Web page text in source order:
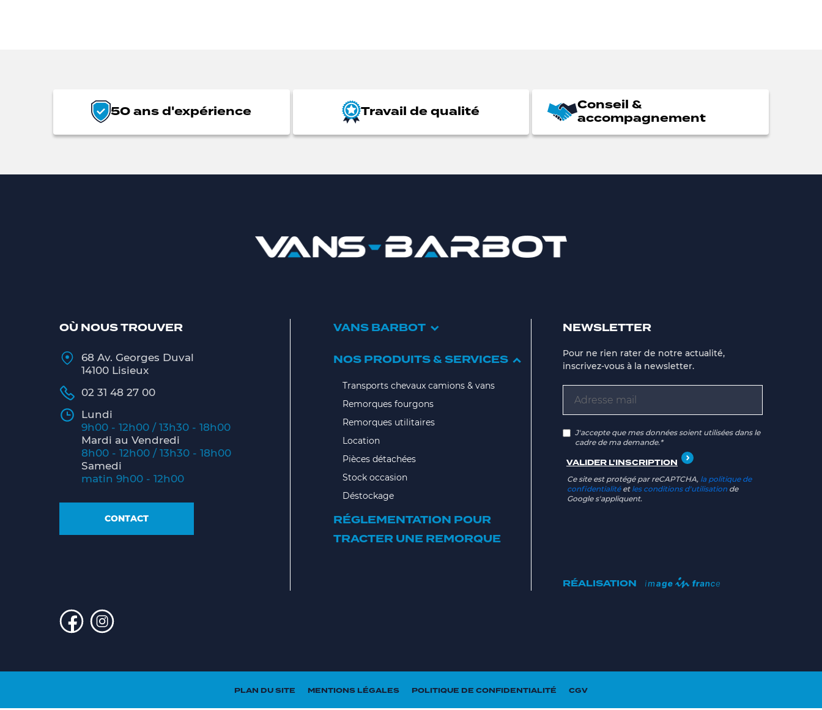
50 ans d'expérience Travail de qualité Conseil &
accompagnement
OÙ NOUS TROUVER
68 Av. Georges Duval
14100 Lisieux
02 31 48 27 00
Lundi
9h00 - 12h00 / 13h30 - 18h00
Mardi au Vendredi
8h00 - 12h00 / 13h30 - 18h00
Samedi
matin 9h00 - 12h00
CONTACT
VANS BARBOT
NOS PRODUITS & SERVICES
Transports chevaux camions & vans
Remorques fourgons
Remorques utilitaires
Location
Pièces détachées
Stock occasion
Déstockage
RÉGLEMENTATION POUR
TRACTER UNE REMORQUE
NEWSLETTER
Pour ne rien rater de notre actualité,
inscrivez-vous à la newsletter.
J'accepte que mes données soient utilisées dans le
cadre de ma demande.*
Ce site est protégé par reCAPTCHA, la politique de
confidentialitéet les conditions d'utilisationde
Google s'appliquent.
RÉALISATION
PLAN DU SITE MENTIONS LÉGALES POLITIQUE DE CONFIDENTIALITÉ CGV